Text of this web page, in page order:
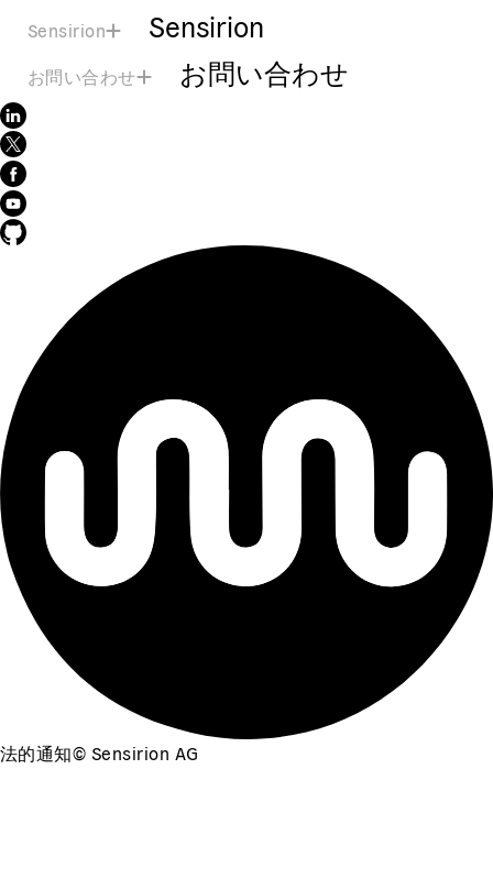
Sensirion Sensirion
お問い合わせ お問い合わせ
法的通知© Sensirion AG